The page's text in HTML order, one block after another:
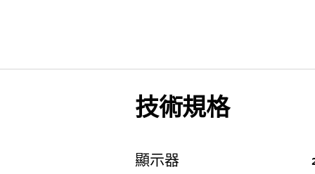
技術規格
顯示器